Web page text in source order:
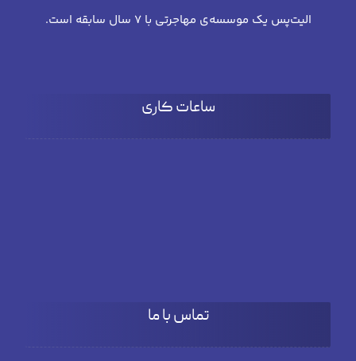
الیت‌پس یک موسسه‌ی مهاجرتی با 7 سال سابقه است.
ساعات کاری
تماس با ما